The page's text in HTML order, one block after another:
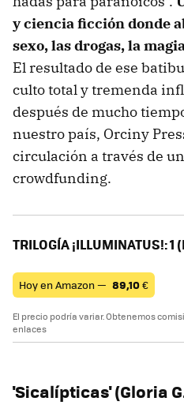
y ciencia ficción donde
sexo, las drogas, la
El resultado de ese
culto total y tremenda
después de mucho
nuestro país, Orciny
circulación a través de
crowdfunding.
TRILOGÍA ¡ILLUMINATUS!: 1
Hoy en Amazon — 89,10€
El precio podría variar. Obtenemos
enlaces
'Sicalípticas' (Gloria